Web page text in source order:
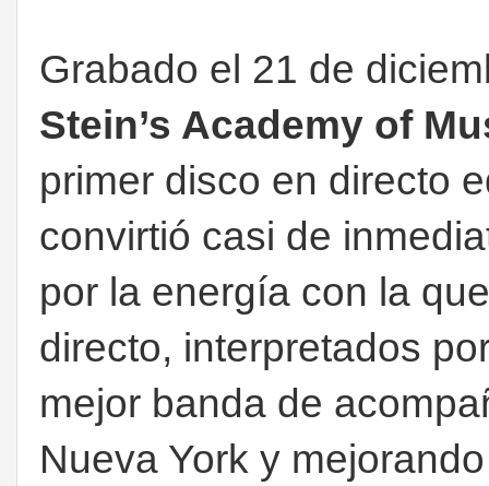
Grabado el 21 de
Stein’s Academy of
primer disco en directo
convirtió casi de
por la energía con la
directo, interpretados
mejor banda de
Nueva York y